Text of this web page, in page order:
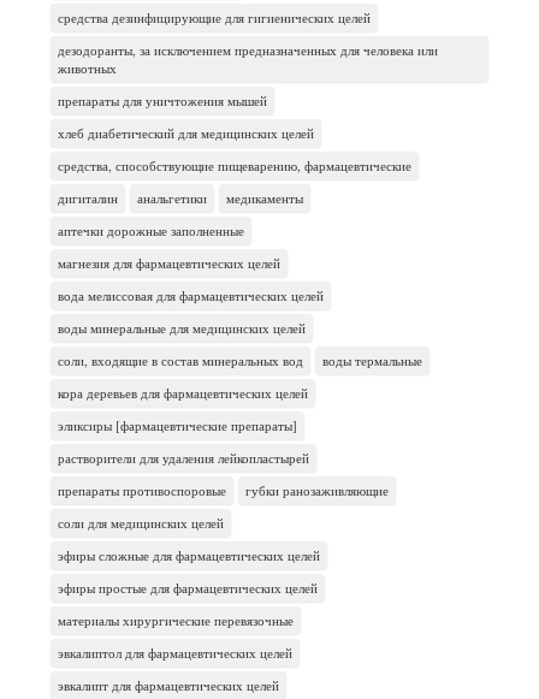
средства дезинфицирующие для гигиенических целей
дезодоранты, за исключением предназначенных для человека или
животных
препараты для уничтожения мышей
хлеб диабетический для медицинских целей
средства, способствующие пищеварению, фармацевтические
дигиталин
анальгетики
медикаменты
аптечки дорожные заполненные
магнезия для фармацевтических целей
вода мелиссовая для фармацевтических целей
воды минеральные для медицинских целей
соли, входящие в состав минеральных вод
воды термальные
кора деревьев для фармацевтических целей
эликсиры [фармацевтические препараты]
растворители для удаления лейкопластырей
препараты противоспоровые
губки ранозаживляющие
соли для медицинских целей
эфиры сложные для фармацевтических целей
эфиры простые для фармацевтических целей
материалы хирургические перевязочные
эвкалиптол для фармацевтических целей
эвкалипт для фармацевтических целей